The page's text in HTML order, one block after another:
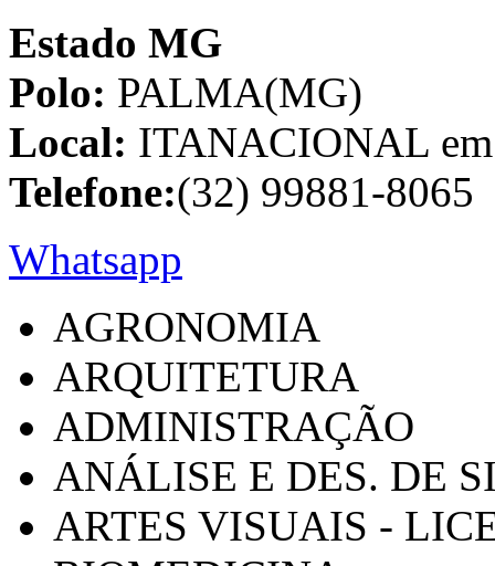
Estado MG
Polo: PALMA(MG)
Local: ITANACIONAL
Telefone:(32) 99881-8065
Whatsapp
AGRONOMIA
ARQUITETURA
ADMINISTRAÇÃO
ANÁLISE E DES. DE
ARTES VISUAIS -